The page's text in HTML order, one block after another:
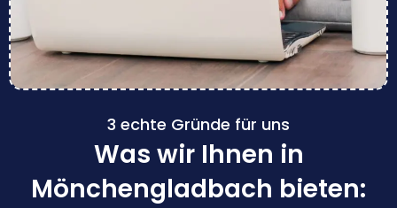
3 echte Gründe für uns
Was wir Ihnen in
Mönchengladbach bieten: